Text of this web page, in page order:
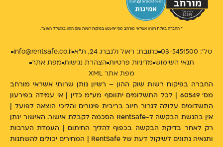
* החברה בעלת רשיון אשראי מורחב מס' 60549 בפיקוח רשות שוק ההון במשרד האוצר.
טל': 03-5451500 כתובת: ראול ולנברג 24, ת״א
info@rentsafe.co.il
תנאי השימוש מדיניות פרטיות הצהרת נגישות מפת אתר
מפת אתר XML
החברה בפיקוח רשות שוק ההון – רשיון נותן שרותי אשראי מורחב
מס' 60549 | לכל התשלומים יתווסף מע"מ כדין | אי עמידה בפירעון
התשלומים עלולה לגרור חיוב בריבית פיגורים והליכי הוצאה לפועל |
אין בהגשת הבקשה ל-RentSafe הסכמה לקבלת אישור. האישור ינתן
רק לאחר בדיקת הבקשה בכפוף להליך החיתום | העמדת הערבות
ותנאיה נתונים לשיקול דעת של RentSafe | המחירים יכולים להשתנות